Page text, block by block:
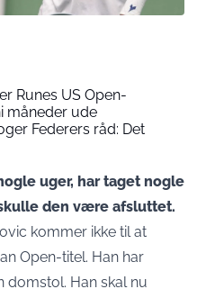
Runes US Open-
måneder ude
Federers råd: Det
uger, har taget nogle
den være afsluttet.
kommer ikke til at
Open-titel. Han har
domstol. Han skal nu